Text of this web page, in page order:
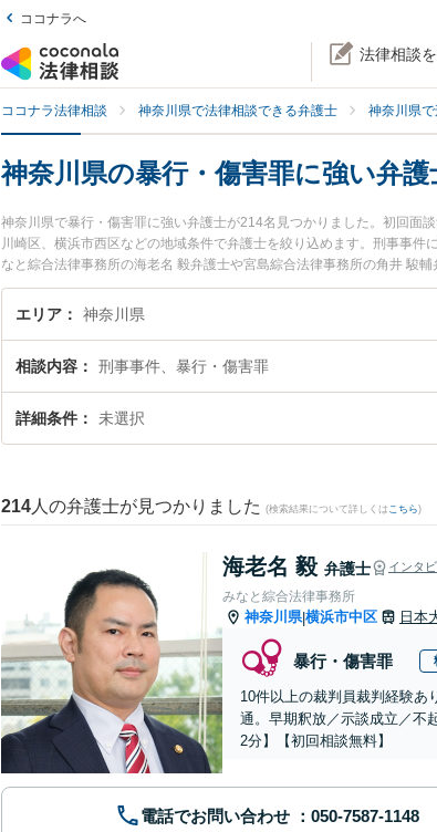
ココナラへ
法律相談
ココナラ法律相談 神奈川県で法律相談できる弁護士 神奈川県
神奈川県の暴行・傷害罪に強い弁護
神奈川県で暴行・傷害罪に強い弁護士が214名見つかりました。初回面
川崎区、横浜市西区などの地域条件で弁護士を絞り込めます。刑事事
なと綜合法律事務所の海老名 毅弁護士や宮島綜合法律事務所の角井 駿
目されています。『神奈川県で土日や夜間に発生した暴行・傷害罪の
たい』『初回相談無料で暴行・傷害罪を法律相談できる神奈川県内の
エリア 神奈川県
相談内容 刑事事件、暴行・傷害罪
詳細条件 未選択
214 人の弁護士が見つかりました (検索結果について詳しくは こちら)
海老名 毅 弁護士 インタ
みなと綜合法律事務所
神奈川県|横浜市中区 日本
暴行・傷害罪
10件以上の裁判員裁判経験あ
通。早期釈放／示談成立／不
2分】【初回相談無料】
電話でお問い合わせ